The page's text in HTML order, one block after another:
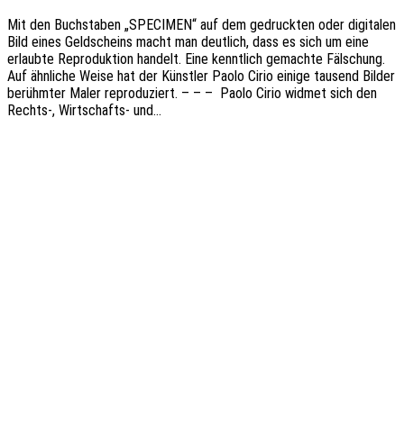
Mit den Buch­sta­ben „SPECIMEN“ auf dem gedruck­ten oder digi­ta­len
Bild eines Geld­scheins macht man deut­lich, dass es sich um eine
erlaub­te Repro­duk­ti­on handelt. Eine kennt­lich gemach­te Fälschung.
Auf ähnli­che Weise hat der Künst­ler Paolo Cirio einige tausend Bilder
berühm­ter Maler repro­du­ziert. – – – Paolo Cirio widmet sich den
Rechts‑, Wirt­­schafts- und…